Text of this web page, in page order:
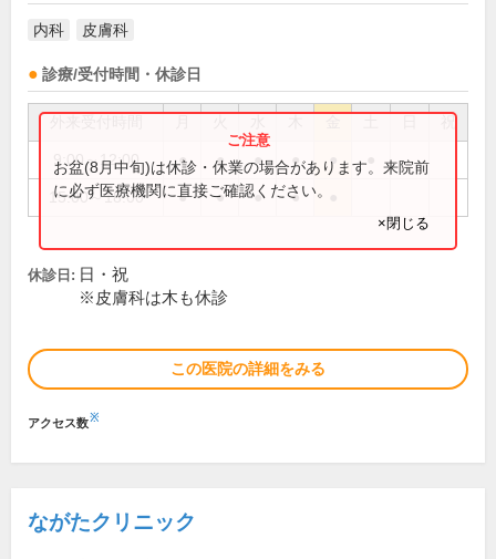
内科 皮膚科
診療/受付時間・休診日
祝
9:00～12:00 ● ● ● ● ●
15:00～18:00 ● ● ● ●
お盆(8月中旬)は休診・休業の場合があります。来院前
に必ず医療機関に直接ご確認ください。
×閉じる
休診日: 日・祝
※皮膚科は木も休診
この医院の詳細をみる
アクセス数※
ながたクリニック